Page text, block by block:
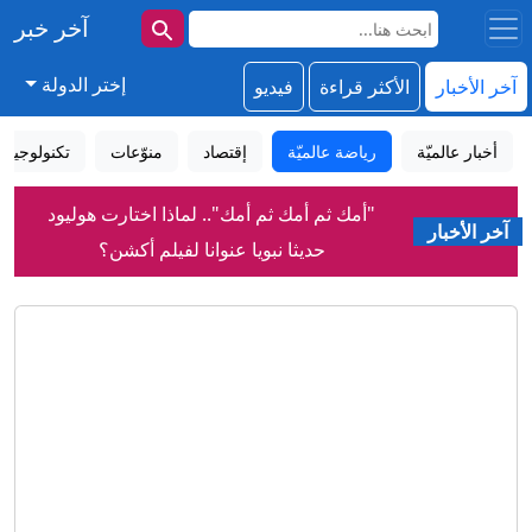
آخر خبر
آخر الأخبار الأكثر قراءة فيديو إختر الدولة
أخبار عالميّة رياضة عالميّة إقتصاد منوّعات تكنولوجيا
آخر الأخبار
"أمك ثم أمك ثم أمك".. لماذا اختارت هوليود
حديثا نبويا عنوانا لفيلم أكشن؟
فاتورة العطش في عدن.. البحث عن الماء